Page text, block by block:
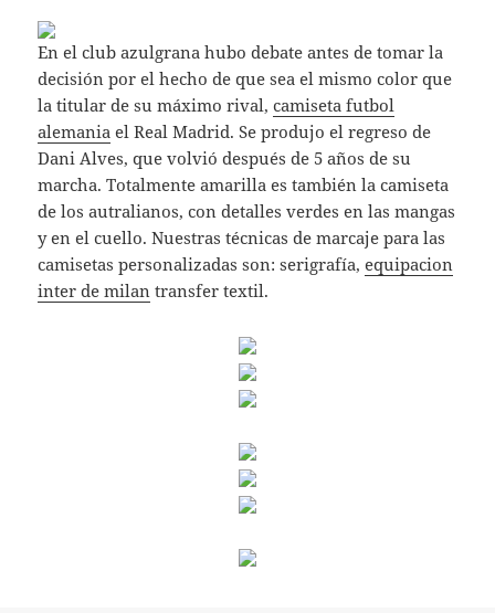
En el club azulgrana hubo debate antes de tomar la
decisión por el hecho de que sea el mismo color que
la titular de su máximo rival,camiseta futbol
alemania el Real Madrid. Se produjo el regreso de
Dani Alves, que volvió después de 5 años de su
marcha. Totalmente amarilla es también la camiseta
de los autralianos, con detalles verdes en las mangas
y en el cuello. Nuestras técnicas de marcaje para las
camisetas personalizadas son: serigrafía,equipacion
inter de milan transfer textil.